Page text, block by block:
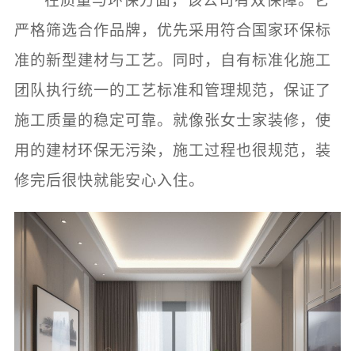
严格筛选合作品牌，优先采用符合国家环保标
准的新型建材与工艺。同时，自有标准化施工
团队执行统一的工艺标准和管理规范，保证了
施工质量的稳定可靠。就像张女士家装修，使
用的建材环保无污染，施工过程也很规范，装
修完后很快就能安心入住。